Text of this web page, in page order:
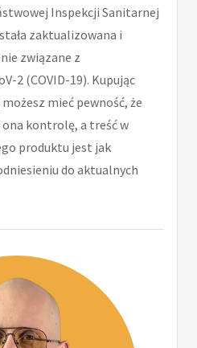
Inspekcji Sanitarnej
zaktualizowana i
związane z
2 (COVID-19). Kupując
mieć pewność, że
kontrolę, a treść w
produktu jest jak
do aktualnych